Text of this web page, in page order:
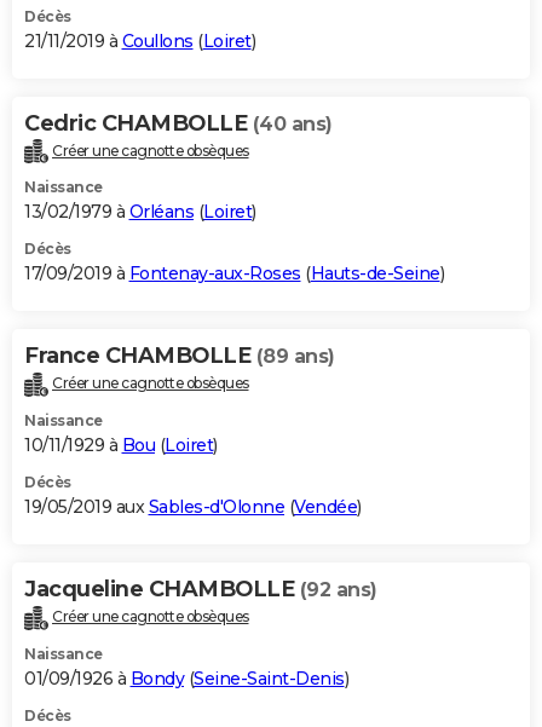
Décès
21/11/2019 à Coullons (Loiret)
Cedric CHAMBOLLE (40 ans)
Créer une cagnotte obsèques
Naissance
13/02/1979 à Orléans (Loiret)
Décès
17/09/2019 à Fontenay-aux-Roses (Hauts-de-Seine)
France CHAMBOLLE (89 ans)
Créer une cagnotte obsèques
Naissance
10/11/1929 à Bou (Loiret)
Décès
19/05/2019 auxSables-d'Olonne (Vendée)
Jacqueline CHAMBOLLE (92 ans)
Créer une cagnotte obsèques
Naissance
01/09/1926 à Bondy(Seine-Saint-Denis)
Décès